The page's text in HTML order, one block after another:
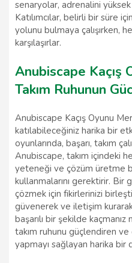
senaryolar, adrenalini
Katılımcılar, belirli bir süre
yolunu bulmaya çalışırken,
karşılaşırlar.
Anubiscape Kaçış
Takım Ruhunun
Anubiscape Kaçış Oyunu
katılabileceğiniz harika bir
oyunlarında, başarı, takım
Anubiscape, takım içindeki
yeteneği ve çözüm üretme
kullanmalarını gerektirir. Bir
çözmek için fikirlerinizi
güvenerek ve iletişim
başarılı bir şekilde
takım ruhunu güçlendiren
yapmayı sağlayan harika bir